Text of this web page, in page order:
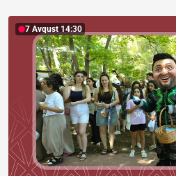
7 Avqust 14:30